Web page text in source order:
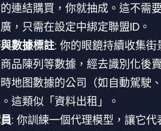
連結購買，你就抽成。這不需
，只需在設定中綁定聯盟ID。
數據標註: 你的眼鏡持續收集街
品陳列等數據，經去識別化後
地图數據的公司（如自動駕駛
這類似「資料出租」。
: 你訓練一個代理模型，讓它代